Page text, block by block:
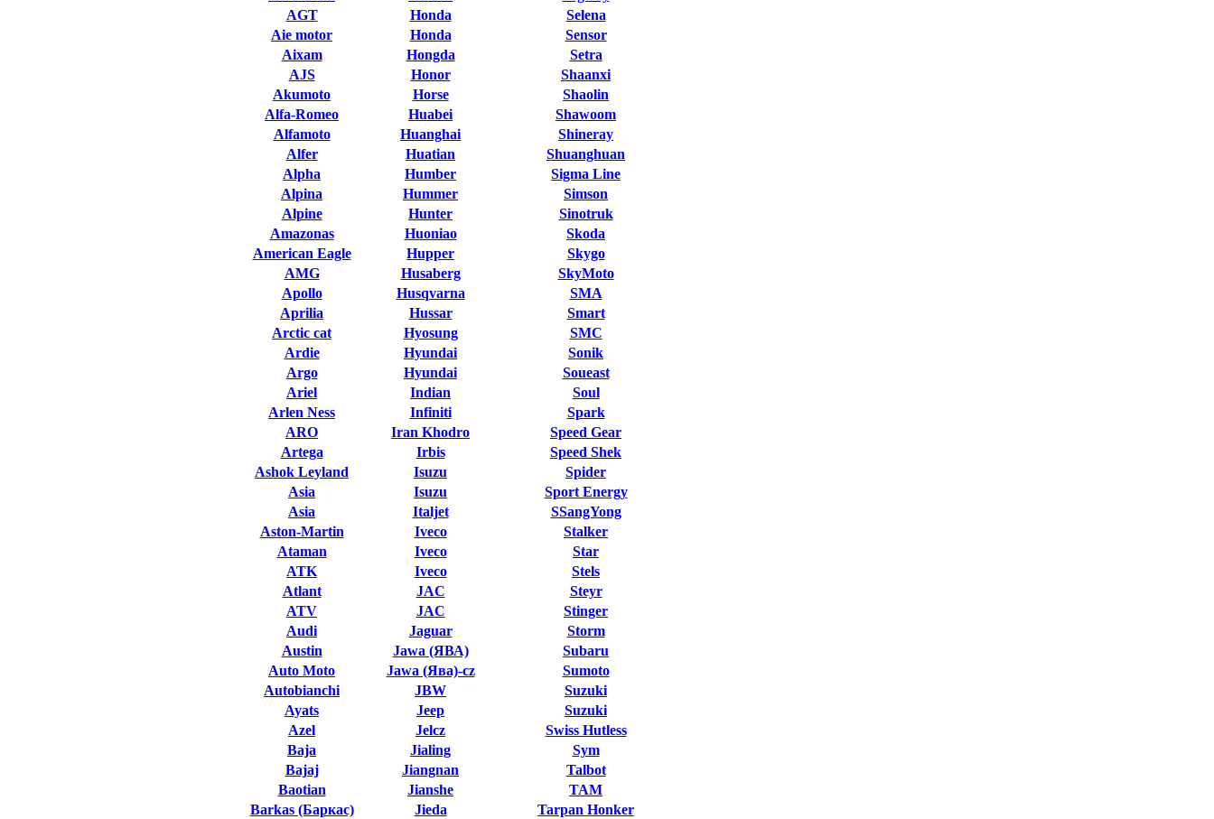
AGT
Aie motor
Aixam
AJS
Akumoto
Alfa-Romeo
Alfamoto
Alfer
Alpha
Alpina
Alpine
Amazonas
American Eagle
AMG
Apollo
Aprilia
Arctic cat
Ardie
Argo
Ariel
Arlen Ness
ARO
Artega
Ashok Leyland
Asia
Asia
Aston-Martin
Ataman
ATK
Atlant
ATV
Audi
Austin
Auto Moto
Autobianchi
Ayats
Azel
Baja
Bajaj
Baotian
Barkas (Баркас)
Honda
Honda
Hongda
Honor
Horse
Huabei
Huanghai
Huatian
Humber
Hummer
Hunter
Huoniao
Hupper
Husaberg
Husqvarna
Hussar
Hyosung
Hyundai
Hyundai
Indian
Infiniti
Iran Khodro
Irbis
Isuzu
Isuzu
Italjet
Iveco
Iveco
Iveco
JAC
JAC
Jaguar
Jawa (ЯВА)
Jawa (Ява)-cz
JBW
Jeep
Jelcz
Jialing
Jiangnan
Jianshe
Jieda
Selena
Sensor
Setra
Shaanxi
Shaolin
Shawoom
Shineray
Shuanghuan
Sigma Line
Simson
Sinotruk
Skoda
Skygo
SkyMoto
SMA
Smart
SMC
Sonik
Soueast
Soul
Spark
Speed Gear
Speed Shek
Spider
Sport Energy
SSangYong
Stalker
Star
Stels
Steyr
Stinger
Storm
Subaru
Sumoto
Suzuki
Suzuki
Swiss Hutless
Sym
Talbot
TAM
Tarpan Honker